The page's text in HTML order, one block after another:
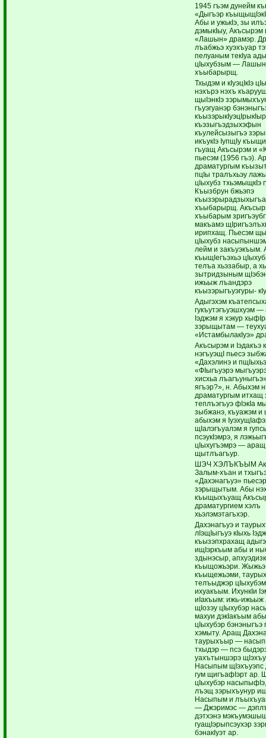
1945 гъэм дунейм
«Дыгъэр
Абы и ужькIэ, зы
дэмыкIыу, Акъсырэм
«Лашын» драмэр.
лъабжьэ хуэхъуар
пелуаным текIуа
цIыхубзым —
хъыбарырщ.
Тхыдэм и кIуэцIкIэ
нэхърэ нэхъ
щыIэнкIэ
гъуэгуанэр
къэзыгъэдзыхэфын
къулейсызыгъэ
икъукIэ IупщIу
гъуащ Акъсырэм и
пьесэм (1956 гъэ). Ар
драматургым
пцIы тралъхьэу
цIыхубз тхьэмыщкIэ
Къызбрун бжьэпэ
хъыбарырщ.
хъыбарым
макъамэ
ирипхащ. Пьесэм
цIыхубз
лейм и закъуэкъым.
къыщIегъэхьэ
телъа хьэзабыр, а
зытридзыным
ижьыж лъандэрэ
къызэрыгъуэгуры-
Адыгэхэм
гукъутэгъуэшхуэм
Iэджэм я хэкур
зэрыщытам —
«ИстамбылакIуэ»
Акъсырэм и Iэдакъэ
нэгъуэщI пьесэ
«Дахэлинэ и
«ФIыгъуэрэ
хисхьа
ягъэр?», н. Абыхэм
драматургым итхащ
теплъэгъуэ фIэкIа
зыбжанэ, къуажэм и
абыхэм я
щIалэгъуалэм я
псэукIэмрэ, я
цIыхугъэмрэ —
щытлъагъур.
ШЭЧ ХЭЛЪКЪЫМ
Залым-хъан и
«Дахэнагъуэ»
зэрыщытым. Абы
къыщыхъуащ
драматургием хэлъ
хьэлэмэтагъхэр.
Дахэнагъуэ и
лIэщIыгъуэ кIыхь
къызэпхрахащ
ищIэркъым абы и
здынэсыр,
къыщожьэри. Жыжьэ
къыщежьэми,
телъыджэр цIыхубэм
ихуакъым. ИхункIи
иIакъым: ижь-ижьыж
щIозэу цIыхубэр
махуи дэкIакъым
цIыхубэр бэнэныгъэ
хэмыту. Аращ
таурыхъыр —
тхыдэр — псэ
уахътыншэрэ
Насыпым щIэхъуэпс
гум щигъафIэрт ар.
цIыхубэр
лъэщ зэрыхъунур
Насыпым и
— Джэримэс —
дэтхэнэ
гуащIэрыпсэухэр
бэнакIуэт ар.